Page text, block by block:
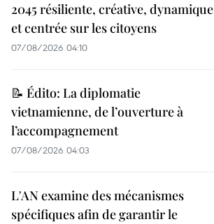
2045 résiliente, créative, dynamique
et centrée sur les citoyens
07/08/2026 04:10
📝 Édito: La diplomatie
vietnamienne, de l’ouverture à
l’accompagnement
07/08/2026 04:03
L'AN examine des mécanismes
spécifiques afin de garantir le